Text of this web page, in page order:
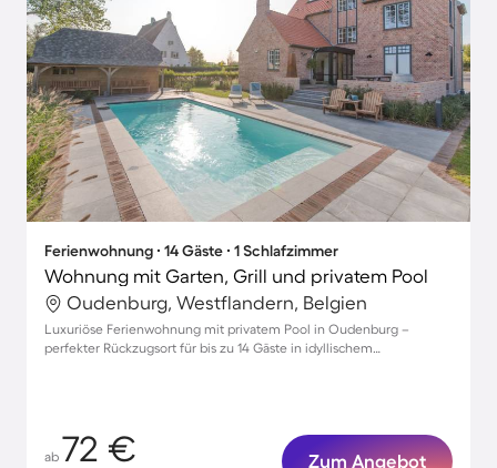
Ferienwohnung ∙ 14 Gäste ∙ 1 Schlafzimmer
Wohnung mit Garten, Grill und privatem Pool
Oudenburg, Westflandern, Belgien
Luxuriöse Ferienwohnung mit privatem Pool in Oudenburg –
perfekter Rückzugsort für bis zu 14 Gäste in idyllischem
ab 72 € Zum Angebot